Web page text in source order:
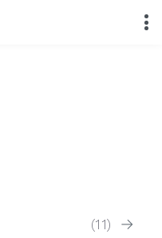
(11)